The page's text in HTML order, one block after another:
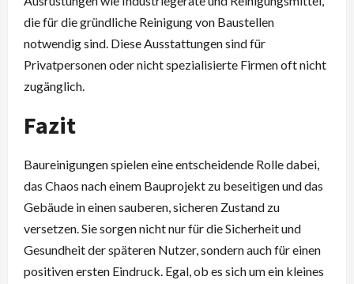
die für die gründliche Reinigung von Baustellen
notwendig sind. Diese Ausstattungen sind für
Privatpersonen oder nicht spezialisierte Firmen oft nicht
zugänglich.
Fazit
Baureinigungen spielen eine entscheidende Rolle dabei,
das Chaos nach einem Bauprojekt zu beseitigen und das
Gebäude in einen sauberen, sicheren Zustand zu
versetzen. Sie sorgen nicht nur für die Sicherheit und
Gesundheit der späteren Nutzer, sondern auch für einen
positiven ersten Eindruck. Egal, ob es sich um ein kleines